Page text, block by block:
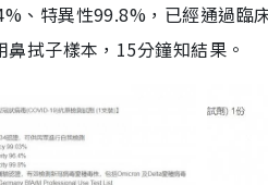
、特異性99.8%，已經通過臨
拭子樣本，15分鐘知結果。